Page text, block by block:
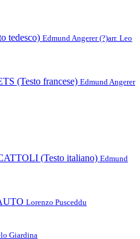
tedesco) Edmund Angerer (?)arr. Leo
(Testo francese) Edmund Angerer
(Testo italiano) Edmund
Lorenzo Pusceddu
Giardina